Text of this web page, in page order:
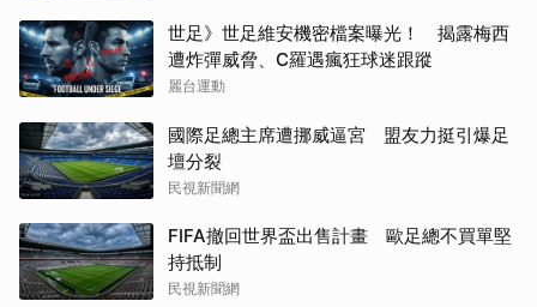
世足》世足維安機密檔案曝光！ 揭露梅西
遭炸彈威脅、C羅遇瘋狂球迷跟蹤
麗台運動
國際足總主席遭挪威逼宮 盟友力挺引爆足
壇分裂
民視新聞網
FIFA撤回世界盃出售計畫 歐足總不買單堅
持抵制
民視新聞網